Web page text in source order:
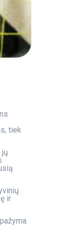
tiek
ir